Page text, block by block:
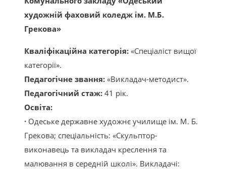
художній фаховий коледж ім. М.Б.
Грекова»
Кваліфікаційна категорія: «Спеціаліст вищої
категорії».
Педагогічне звання: «Викладач-методист».
Педагогічний стаж: 41 рік.
Освіта:
· Одеське державне художнє училище ім. М. Б.
Грекова; спеціальність: «Скульптор-
виконавець та викладач креслення та
малювання в середній школі». Викладачі: